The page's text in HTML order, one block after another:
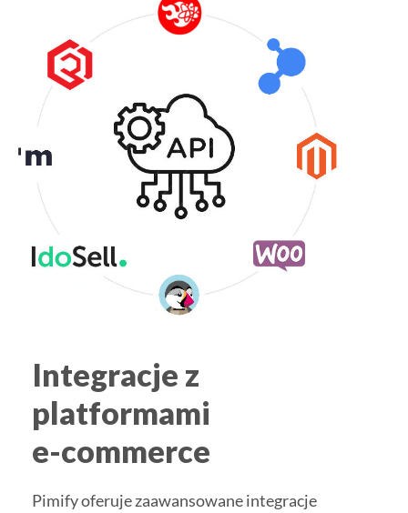
Integracje z
platformami
e-commerce
Pimify oferuje zaawansowane integracje